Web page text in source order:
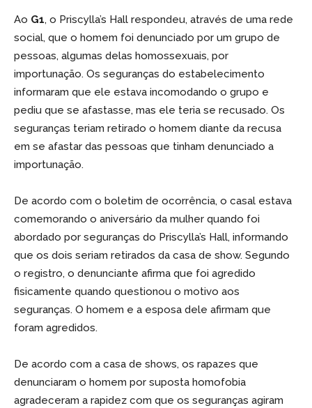
Ao G1, o Priscylla’s Hall respondeu, através de uma rede
social, que o homem foi denunciado por um grupo de
pessoas, algumas delas homossexuais, por
importunação. Os seguranças do estabelecimento
informaram que ele estava incomodando o grupo e
pediu que se afastasse, mas ele teria se recusado. Os
seguranças teriam retirado o homem diante da recusa
em se afastar das pessoas que tinham denunciado a
importunação.
De acordo com o boletim de ocorrência, o casal estava
comemorando o aniversário da mulher quando foi
abordado por seguranças do Priscylla’s Hall, informando
que os dois seriam retirados da casa de show. Segundo
o registro, o denunciante afirma que foi agredido
fisicamente quando questionou o motivo aos
seguranças. O homem e a esposa dele afirmam que
foram agredidos.
De acordo com a casa de shows, os rapazes que
denunciaram o homem por suposta homofobia
agradeceram a rapidez com que os seguranças agiram